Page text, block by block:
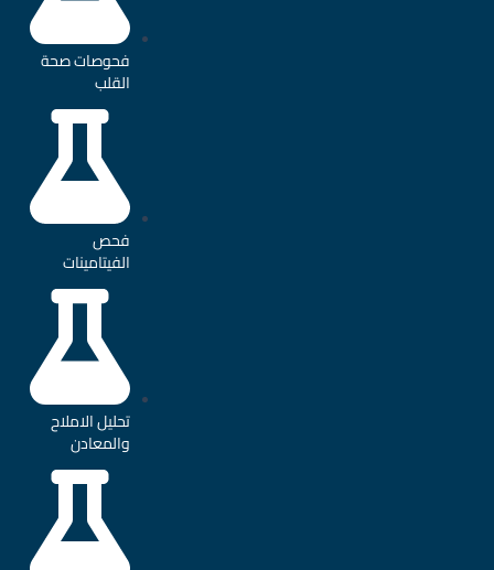
فحوصات صحة
القلب
فحص
الفيتامينات
تحليل الاملاح
والمعادن